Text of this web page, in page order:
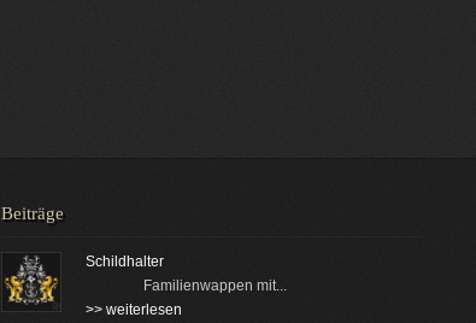
Beiträge
Schildhalter
Familienwappen mit...
>> weiterlesen